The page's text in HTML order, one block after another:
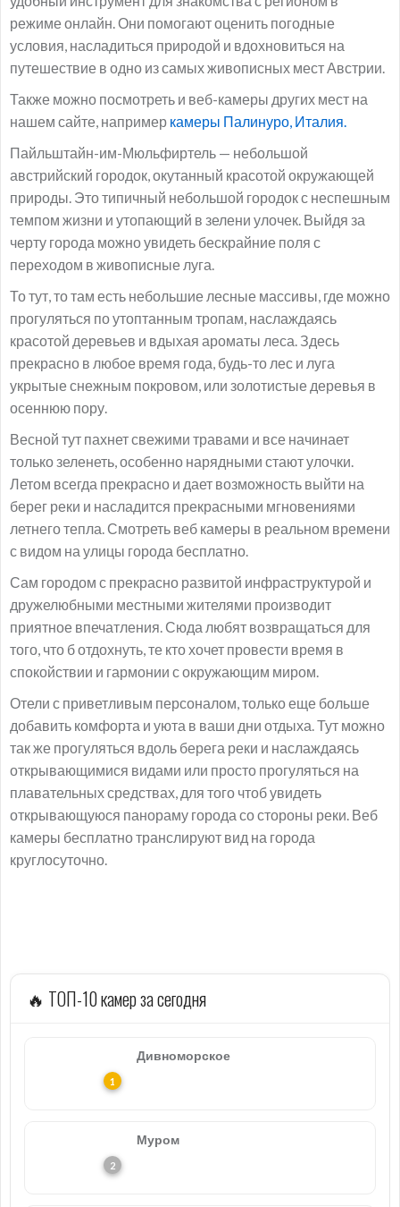
режиме онлайн. Они помогают оценить погодные
условия, насладиться природой и вдохновиться на
путешествие в одно из самых живописных мест Австрии.
Также можно посмотреть и веб-камеры других мест на
нашем сайте, например камеры Палинуро, Италия.
Пайльштайн-им-Мюльфиртель — небольшой
австрийский городок, окутанный красотой окружающей
природы. Это типичный небольшой городок с неспешным
темпом жизни и утопающий в зелени улочек. Выйдя за
черту города можно увидеть бескрайние поля с
переходом в живописные луга.
То тут, то там есть небольшие лесные массивы, где можно
прогуляться по утоптанным тропам, наслаждаясь
красотой деревьев и вдыхая ароматы леса. Здесь
прекрасно в любое время года, будь-то лес и луга
укрытые снежным покровом, или золотистые деревья в
осеннюю пору.
Весной тут пахнет свежими травами и все начинает
только зеленеть, особенно нарядными стают улочки.
Летом всегда прекрасно и дает возможность выйти на
берег реки и насладится прекрасными мгновениями
летнего тепла. Смотреть веб камеры в реальном времени
с видом на улицы города бесплатно.
Сам городом с прекрасно развитой инфраструктурой и
дружелюбными местными жителями производит
приятное впечатления. Сюда любят возвращаться для
того, что б отдохнуть, те кто хочет провести время в
спокойствии и гармонии с окружающим миром.
Отели с приветливым персоналом, только еще больше
добавить комфорта и уюта в ваши дни отдыха. Тут можно
так же прогуляться вдоль берега реки и наслаждаясь
открывающимися видами или просто прогуляться на
плавательных средствах, для того чтоб увидеть
открывающуюся панораму города со стороны реки. Веб
камеры бесплатно транслируют вид на города
круглосуточно.
🔥 ТОП-10 камер за сегодня
Дивноморское
Муром